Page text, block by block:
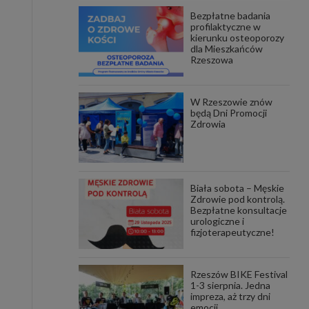
Aby
i ich
gdy
do
Bezpłatne badania
profilaktyczne w
kierunku osteoporozy
dla Mieszkańców
Rzeszowa
W Rzeszowie znów
będą Dni Promocji
Zdrowia
Biała sobota – Męskie
Zdrowie pod kontrolą.
Bezpłatne konsultacje
urologiczne i
fizjoterapeutyczne!
Rzeszów BIKE Festival
1-3 sierpnia. Jedna
impreza, aż trzy dni